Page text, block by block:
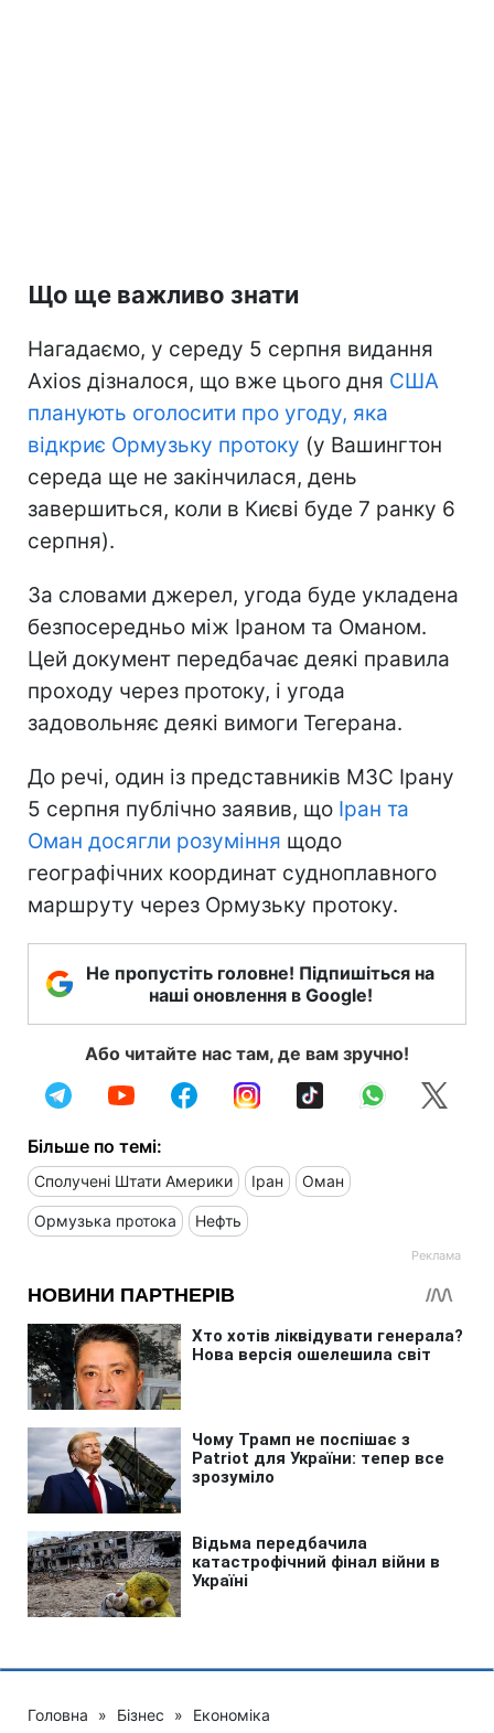
Що ще важливо знати
Нагадаємо, у середу 5 серпня видання
Axios дізналося, що вже цього дня США
планують оголосити про угоду, яка
відкриє Ормузьку протоку (у Вашингтон
середа ще не закінчилася, день
завершиться, коли в Києві буде 7 ранку 6
серпня).
За словами джерел, угода буде укладена
безпосередньо між Іраном та Оманом.
Цей документ передбачає деякі правила
проходу через протоку, і угода
задовольняє деякі вимоги Тегерана.
До речі, один із представників МЗС Ірану
5 серпня публічно заявив, що Іран та
Оман досягли розуміння щодо
географічних координат судноплавного
маршруту через Ормузьку протоку.
Не пропустіть головне! Підпишіться на
наші оновлення в Google!
Або читайте нас там, де вам зручно!
Більше по темі:
Сполучені Штати Америки Іран Оман
Ормузька протока Нефть
Головна » Бізнес » Економіка